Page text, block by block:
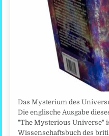
Das Mysterium des
Die englische Ausgabe
"The Mysterious Universe"
Wissenschaftsbuch des